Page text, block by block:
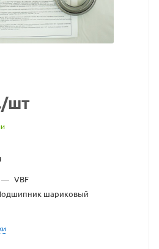
/шт
— VBF
шариковый